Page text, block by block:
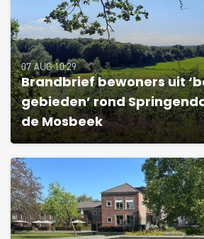
07 AUG 10:29
Brandbrief bewoners uit
gebieden’ rond
de Mosbeek